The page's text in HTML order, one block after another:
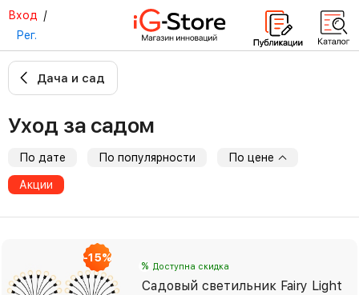
Вход /
Рег.
Дача и сад
Уход за садом
По дате По популярности По цене
Акции
-15%
% Доступна скидка
Садовый светильник Fairy Light